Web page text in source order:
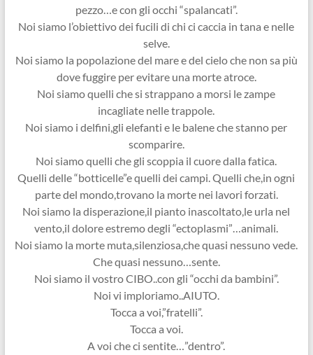
pezzo…e con gli occhi “spalancati”.
Noi siamo l’obiettivo dei fucili di chi ci caccia in tana e nelle
selve.
Noi siamo la popolazione del mare e del cielo che non sa più
dove fuggire per evitare una morte atroce.
Noi siamo quelli che si strappano a morsi le zampe
incagliate nelle trappole.
Noi siamo i delfini,gli elefanti e le balene che stanno per
scomparire.
Noi siamo quelli che gli scoppia il cuore dalla fatica.
Quelli delle “botticelle”e quelli dei campi. Quelli che,in ogni
parte del mondo,trovano la morte nei lavori forzati.
Noi siamo la disperazione,il pianto inascoltato,le urla nel
vento,il dolore estremo degli “ectoplasmi”…animali.
Noi siamo la morte muta,silenziosa,che quasi nessuno vede.
Che quasi nessuno…sente.
Noi siamo il vostro CIBO..con gli “occhi da bambini”.
Noi vi imploriamo..AIUTO.
Tocca a voi,”fratelli”.
Tocca a voi.
A voi che ci sentite…”dentro”.